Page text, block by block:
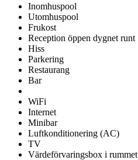
Inomhuspool
Utomhuspool
Frukost
Reception öppen dygnet runt
Hiss
Parkering
Restaurang
Bar
WiFi
Internet
Minibar
Luftkonditionering (AC)
TV
Värdeförvaringsbox i rummet